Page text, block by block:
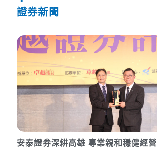
證券新聞
安泰證券深耕高雄 專業親和穩健經營